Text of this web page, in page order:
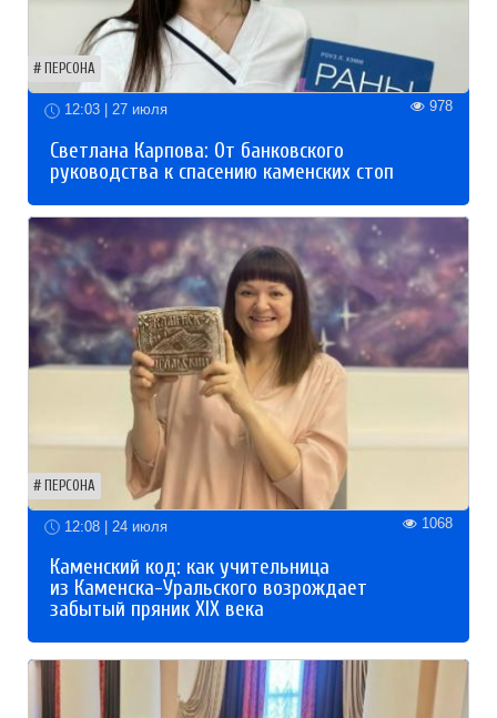
ПЕРСОНА
12:03 | 27 июля 978
Светлана Карпова: От банковского
руководства к спасению каменских стоп
ПЕРСОНА
12:08 | 24 июля 1068
Каменский код: как учительница
из Каменска-Уральского возрождает
забытый пряник XIX века